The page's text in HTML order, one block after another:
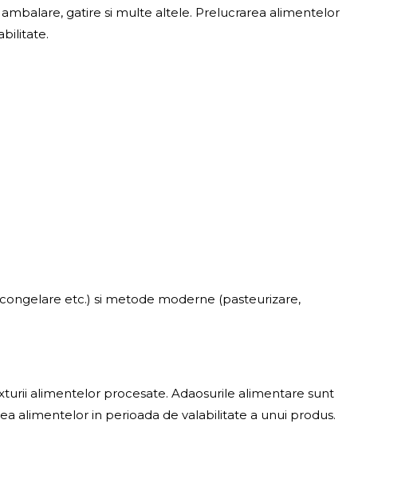
gatire si multe altele. Prelucrarea alimentelor
etc.) si metode moderne (pasteurizare,
alimentelor procesate. Adaosurile alimentare sunt
alimentelor in perioada de valabilitate a unui produs.